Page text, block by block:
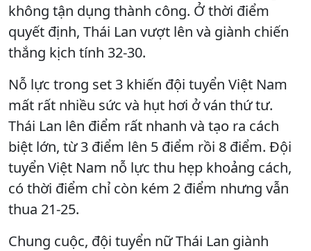
không tận dụng thành công. Ở thời điểm
quyết định, Thái Lan vượt lên và giành chiến
thắng kịch tính 32-30.
Nỗ lực trong set 3 khiến đội tuyển Việt Nam
mất rất nhiều sức và hụt hơi ở ván thứ tư.
Thái Lan lên điểm rất nhanh và tạo ra cách
biệt lớn, từ 3 điểm lên 5 điểm rồi 8 điểm. Đội
tuyển Việt Nam nỗ lực thu hẹp khoảng cách,
có thời điểm chỉ còn kém 2 điểm nhưng vẫn
thua 21-25.
Chung cuộc, đội tuyển nữ Thái Lan giành